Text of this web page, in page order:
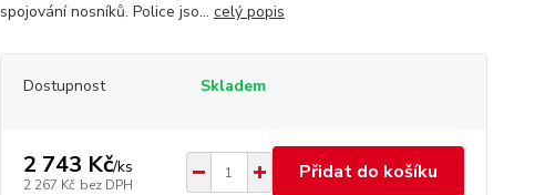
spojování nosníků. Police jso... celý popis
Dostupnost Skladem
2 743 Kč/ks
2 267 Kč bez DPH
Přidat do košíku